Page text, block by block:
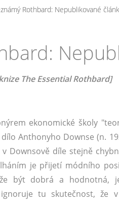
Rothbard: Nepublikované
The Essential Rothbard]
ekonomické školy
Anthonyho Downse (n.
Downsově díle stejně
je přijetí módního
být dobrá a hodnotná,
tu skutečnost, že